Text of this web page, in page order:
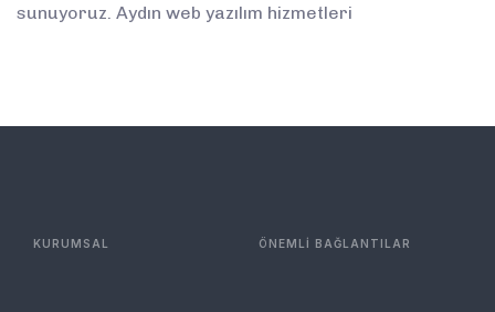
sunuyoruz. Aydın web yazılım hizmetleri
KURUMSAL ÖNEMLİ BAĞLANTILAR